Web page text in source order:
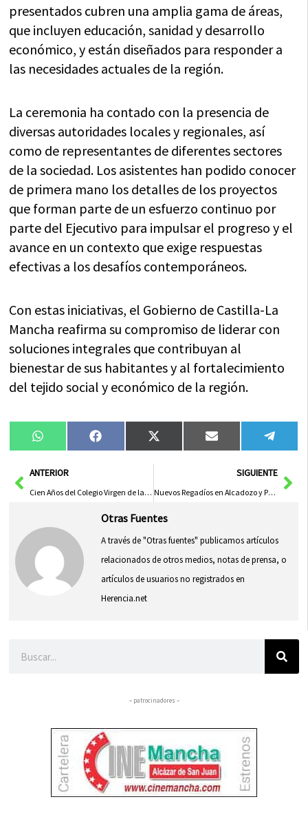
presentados cubren una amplia gama de áreas,
que incluyen educación, sanidad y desarrollo
económico, y están diseñados para responder a
las necesidades actuales de la región.
La ceremonia ha contado con la presencia de
diversas autoridades locales y regionales, así
como de representantes de diferentes sectores
de la sociedad. Los asistentes han podido conocer
de primera mano los detalles de los proyectos
que forman parte de un esfuerzo continuo por
parte del Ejecutivo para impulsar el progreso y el
avance en un contexto que exige respuestas
efectivas a los desafíos contemporáneos.
Con estas iniciativas, el Gobierno de Castilla-La
Mancha reafirma su compromiso de liderar con
soluciones integrales que contribuyan al
bienestar de sus habitantes y al fortalecimiento
del tejido social y económico de la región.
Compartir
en
WhatsAppCompartir
en
FacebookCompartir
en
X
(Twitter)
Compartir
en
Email
en
AntANTERIOR
Cien Años del Colegio Virgen de la Caridad: Un Modelo de Formación Ejemplar
SIGUIENTE
Nuevos Regadíos en Alcadozo y Pozohondo: El Agua, Motor Esencial para la Equidad Territorial, Resalta Presidente Provincial
Otras Fuentes
A través de "Otras fuentes" publicamos artículos
relacionados de otros medios, notas de prensa, o
artículos de usuarios no registrados en
Herencia.net
– patrocinadores –